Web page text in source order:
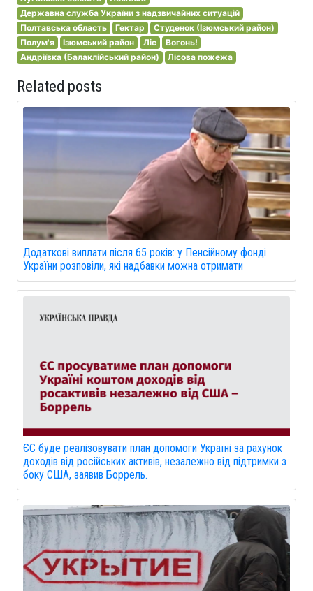
Державна служба України з надзвичайних ситуацій
Полтавська область
Гектар
Студенок (Ізюмський район)
Полум'я
Ізюмський район Ліс
Вогонь!
Андріївка (Балаклійський район)
Лісова пожежа
Related posts
Додаткові виплати після 65 років: у Пенсійному фонді
України розповіли, які надбавки можна отримати
ЄС буде реалізовувати план допомоги Україні за рахунок
доходів від російських активів, незалежно від підтримки з
боку США, заявив Боррель.